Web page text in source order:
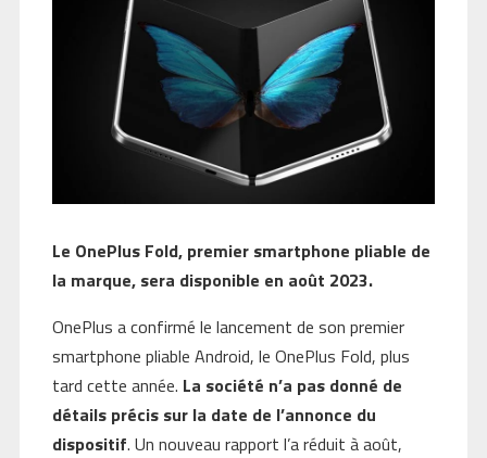
Le OnePlus Fold, premier smartphone pliable de
la marque, sera disponible en août 2023.
OnePlus a confirmé le lancement de son premier
smartphone pliable Android, le OnePlus Fold, plus
tard cette année. La société n’a pas donné de
détails précis sur la date de l’annonce du
dispositif. Un nouveau rapport l’a réduit à août,